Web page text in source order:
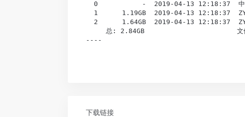
0           -  2019-04-13 12:18:37
1      1.19GB  2019-04-13 12:18:37
2      1.64GB  2019-04-13 12:18:37
总: 2.84GB
----
下载链接